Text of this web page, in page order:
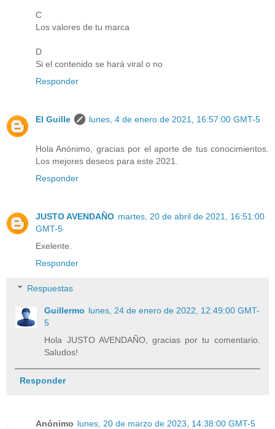
C
Los valores de tu marca
D
Si el contenido se hará viral o no
Responder
El Guille lunes, 4 de enero de 2021, 16:57:00 GMT-5
Hola Anónimo, gracias por el aporte de tus conocimientos.
Los mejores deseos para este 2021.
Responder
JUSTO AVENDAÑO martes, 20 de abril de 2021, 16:51:00
GMT-5
Exelente.
Responder
Respuestas
Guillermo lunes, 24 de enero de 2022, 12:49:00 GMT-
5
Hola JUSTO AVENDAÑO, gracias por tu comentario.
Saludos!
Responder
Anónimo lunes, 20 de marzo de 2023, 14:38:00 GMT-5